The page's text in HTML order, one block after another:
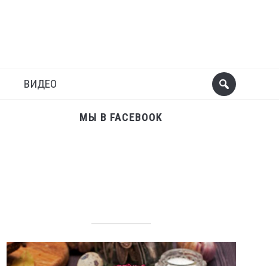
ВИДЕО
МЫ В FACEBOOK